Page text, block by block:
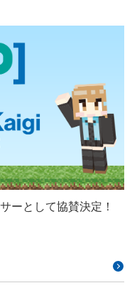
ーとして協賛決定！